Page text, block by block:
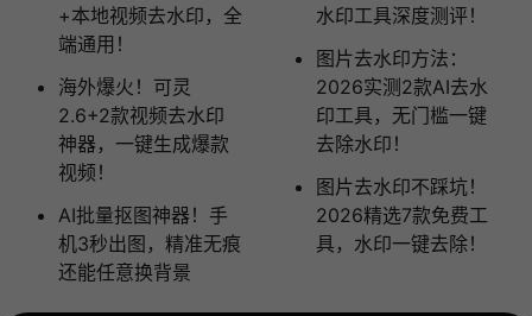
+本地视频去水印，全
端通用！
海外爆火！可灵
2.6+2款视频去水印
神器，一键生成爆款
视频！
AI批量抠图神器！手
机3秒出图，精准无痕
还能任意换背景
水印工具深度测评！
图片去水印方法：
2026实测2款AI去水
印工具，无门槛一键
去除水印！
图片去水印不踩坑！
2026精选7款免费工
具，水印一键去除！